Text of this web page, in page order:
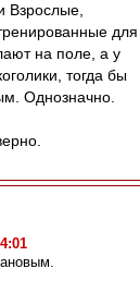
Взрослые,
для
на поле, а у
тогда бы
Однозначно.